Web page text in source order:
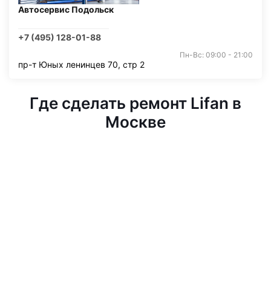
Автосервис Подольск
+7 (495) 128-01-88
Пн-Вс: 09:00 - 21:00
пр-т Юных ленинцев 70, стр 2
Где сделать ремонт Lifan в
Москве